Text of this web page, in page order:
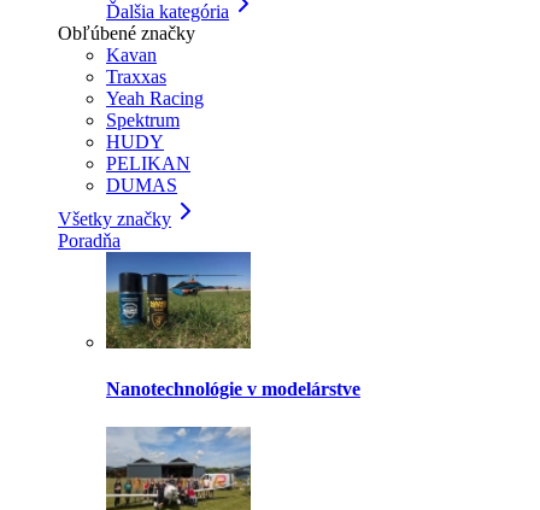
Ďalšia kategória
Obľúbené značky
Kavan
Traxxas
Yeah Racing
Spektrum
HUDY
PELIKAN
DUMAS
Všetky značky
Poradňa
Nanotechnológie v modelárstve